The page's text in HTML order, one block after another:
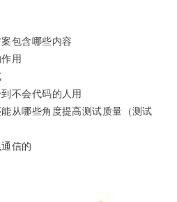
包含哪些内容
用
不会代码的人用
从哪些角度提高测试质量（测试
信的